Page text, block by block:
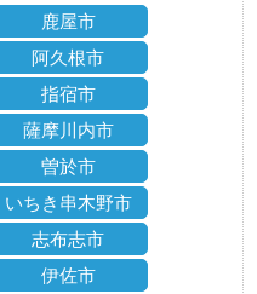
鹿屋市
阿久根市
指宿市
薩摩川内市
曽於市
いちき串木野市
志布志市
伊佐市